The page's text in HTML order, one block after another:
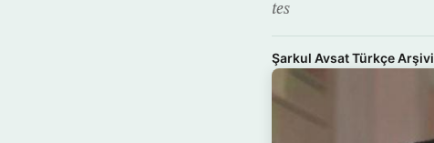
tes
Şarkul Avsat Türkçe Arşivi